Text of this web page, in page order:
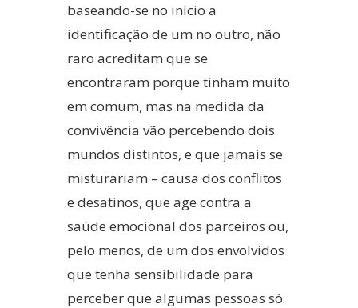
baseando-se no início a
identificação de um no outro, não
raro acreditam que se
encontraram porque tinham muito
em comum, mas na medida da
convivência vão percebendo dois
mundos distintos, e que jamais se
misturariam – causa dos conflitos
e desatinos, que age contra a
saúde emocional dos parceiros ou,
pelo menos, de um dos envolvidos
que tenha sensibilidade para
perceber que algumas pessoas só